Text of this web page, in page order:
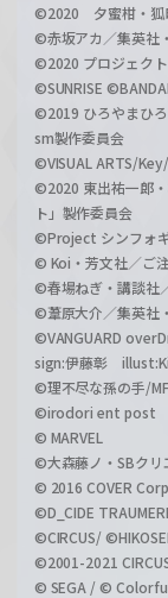
©2020 夕蜜柑・狐
©赤坂アカ／集英社
©2020 プロジェク
©SUNRISE
©2019 ひろやまひ
sm製作委員会
©VISUAL ARTS/
©2020 東出祐一郎
ト」製作委員会
©Project シンフォ
© Koi・芳文社／ご
©春場ねぎ・講談社
©葦原大介／集英社
©VANGUARD
sign:伊藤彰
©理不尽な孫の手/
©irodori ent post
© MARVEL
©大森藤ノ・SBクリ
© 2016 COVER
©D_CIDE
©CIRCUS/
©2001-2021
© SEGA / ©